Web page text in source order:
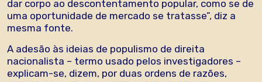
dar corpo ao descontentamento popular, como se de
uma oportunidade de mercado se tratasse”, diz a
mesma fonte.
A adesão às ideias de populismo de direita
nacionalista – termo usado pelos investigadores –
explicam-se, dizem, por duas ordens de razões,